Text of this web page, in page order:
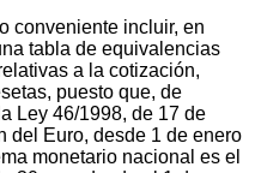
conveniente incluir, en
tabla de equivalencias
a la cotización,
puesto que, de
Ley 46/1998, de 17 de
del Euro, desde 1 de enero
monetario nacional es el